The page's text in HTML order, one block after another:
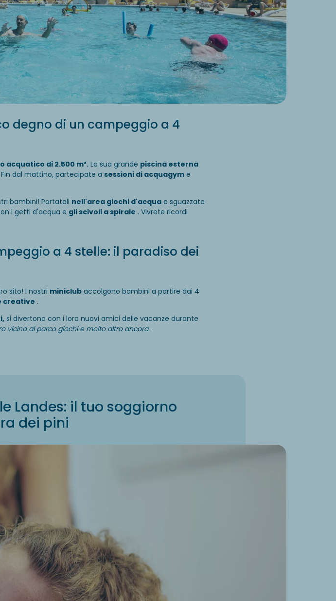
degno di un campeggio a 4
acquatico di 2.500 m². La sua grande piscina esterna
dal mattino, partecipate a sessioni di acquagym e
bambini! Portateli nell'area giochi d'acqua e sguazzate
i getti d'acqua e gli scivoli a spirale . Vivrete ricordi
a 4 stelle: il paradiso dei
sito! I nostri miniclub accolgono bambini a partire dai 4
creative .
si divertono con i loro nuovi amici delle vacanze durante
vicino al parco giochi e molto altro ancora.
Landes: il tuo soggiorno
dei pini